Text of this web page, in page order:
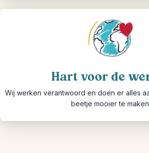
Hart voor de
Wij werken verantwoord en doen er alles
beetje mooier te